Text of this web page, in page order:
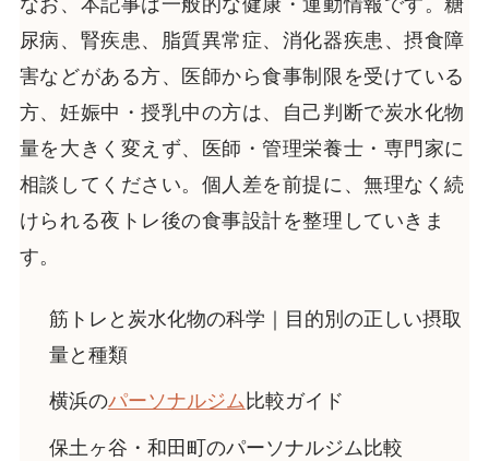
なお、本記事は一般的な健康・運動情報です。糖
尿病、腎疾患、脂質異常症、消化器疾患、摂食障
害などがある方、医師から食事制限を受けている
方、妊娠中・授乳中の方は、自己判断で炭水化物
量を大きく変えず、医師・管理栄養士・専門家に
相談してください。個人差を前提に、無理なく続
けられる夜トレ後の食事設計を整理していきま
す。
筋トレと炭水化物の科学｜目的別の正しい摂取
量と種類
横浜のパーソナルジム 比較ガイド
保土ヶ谷・和田町のパーソナルジム比較